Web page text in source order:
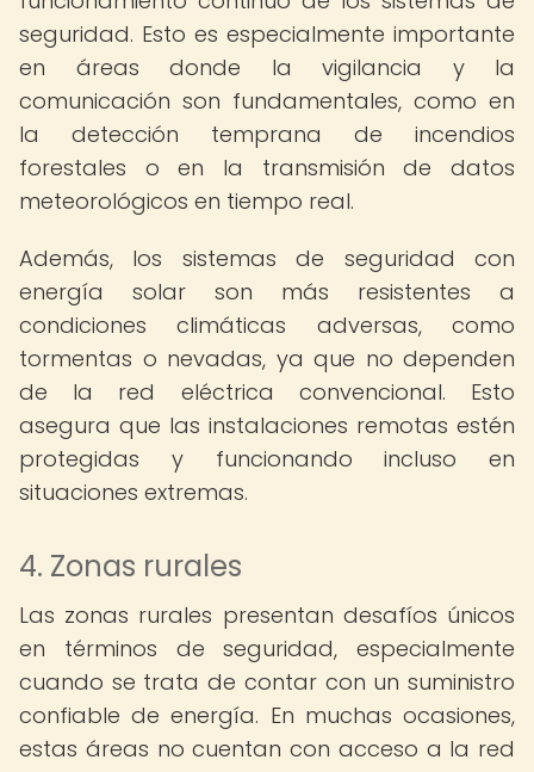
seguridad. Esto es especialmente importante
en áreas donde la vigilancia y la
comunicación son fundamentales, como en
la detección temprana de incendios
forestales o en la transmisión de datos
meteorológicos en tiempo real.
Además, los sistemas de seguridad con
energía solar son más resistentes a
condiciones climáticas adversas, como
tormentas o nevadas, ya que no dependen
de la red eléctrica convencional. Esto
asegura que las instalaciones remotas estén
protegidas y funcionando incluso en
situaciones extremas.
4. Zonas rurales
Las zonas rurales presentan desafíos únicos
en términos de seguridad, especialmente
cuando se trata de contar con un suministro
confiable de energía. En muchas ocasiones,
estas áreas no cuentan con acceso a la red